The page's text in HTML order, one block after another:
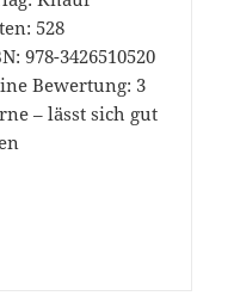
528
978-3426510520
Bewertung: 3
– lässt sich gut